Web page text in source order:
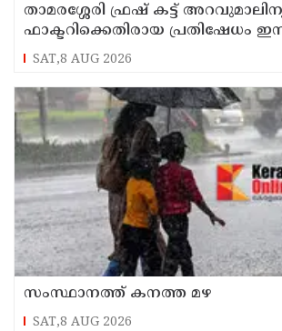
താമരശ്ശേരി ഫ്രഷ് കട്ട്
ഫാക്ടറിക്കെതിരായ പ്രതിഷേധം
SAT,8 AUG 2026
സംസ്ഥാനത്ത് കനത്ത മഴ
SAT,8 AUG 2026